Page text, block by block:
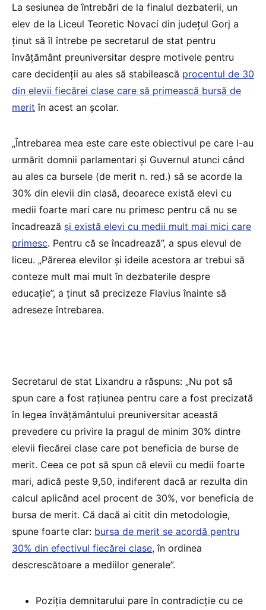
La sesiunea de întrebări de la finalul dezbaterii, un
elev de la Liceul Teoretic Novaci din județul Gorj a
ținut să îl întrebe pe secretarul de stat pentru
învățământ preuniversitar despre motivele pentru
care decidenții au ales să stabilească procentul de 30
din elevii fiecărei clase care să primească bursă de
merit în acest an școlar.
„Întrebarea mea este care este obiectivul pe care l-au
urmărit domnii parlamentari și Guvernul atunci când
au ales ca bursele (de merit n. red.) să se acorde la
30% din elevii din clasă, deoarece există elevi cu
medii foarte mari care nu primesc pentru că nu se
încadrează și există elevi cu medii mult mai mici care
primesc. Pentru că se încadrează”, a spus elevul de
liceu. „Părerea elevilor și ideile acestora ar trebui să
conteze mult mai mult în dezbaterile despre
educație”, a ținut să precizeze Flavius înainte să
adreseze întrebarea.
Secretarul de stat Lixandru a răspuns: „Nu pot să
spun care a fost rațiunea pentru care a fost precizată
în legea învățământului preuniversitar această
prevedere cu privire la pragul de minim 30% dintre
elevii fiecărei clase care pot beneficia de burse de
merit. Ceea ce pot să spun că elevii cu medii foarte
mari, adică peste 9,50, indiferent dacă ar rezulta din
calcul aplicând acel procent de 30%, vor beneficia de
bursa de merit. Că dacă ai citit din metodologie,
spune foarte clar: bursa de merit se acordă pentru
30% din efectivul fiecărei clase, în ordinea
descrescătoare a mediilor generale”.
Poziția demnitarului pare în contradicție cu ce